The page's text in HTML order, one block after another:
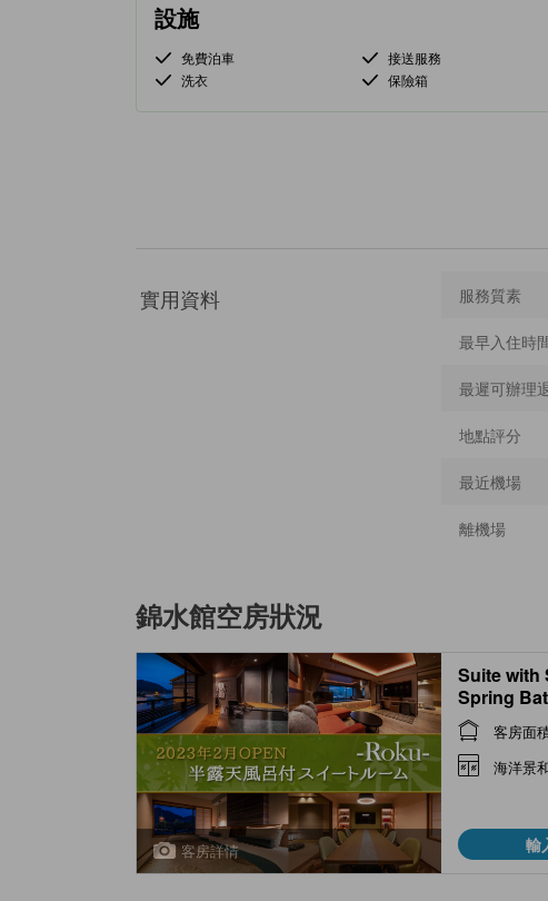
設施
免費泊車 接送服務
洗衣
保險箱
實用資料 服務質素
最早入住時
最遲可辦理
地點評分
最近機場
離機場
錦水館空房狀況
客房詳情
Suite with
Spring
客房面
海洋景
輸